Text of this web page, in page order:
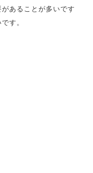
あることが多いです
す。